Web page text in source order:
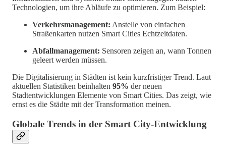
Technologien, um ihre Abläufe zu optimieren. Zum Beispiel:
Verkehrsmanagement: Anstelle von einfachen
Straßenkarten nutzen Smart Cities Echtzeitdaten.
Abfallmanagement: Sensoren zeigen an, wann Tonnen
geleert werden müssen.
Die Digitalisierung in Städten ist kein kurzfristiger Trend. Laut
aktuellen Statistiken beinhalten 95% der neuen
Stadtentwicklungen Elemente von Smart Cities. Das zeigt, wie
ernst es die Städte mit der Transformation meinen.
Globale Trends in der Smart City-Entwicklung